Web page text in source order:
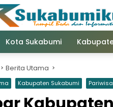
Kota Sukabumi
Berita Utama
Kabupaten Sukabumi